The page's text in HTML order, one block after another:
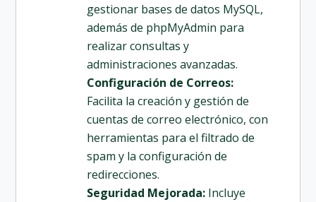
gestionar bases de datos MySQL,
además de phpMyAdmin para
realizar consultas y
administraciones avanzadas.
Configuración de Correos:
Facilita la creación y gestión de
cuentas de correo electrónico, con
herramientas para el filtrado de
spam y la configuración de
redirecciones.
Seguridad Mejorada: Incluye